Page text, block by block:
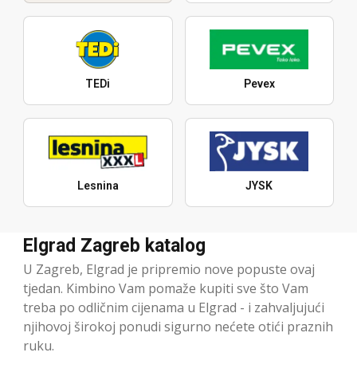
TEDi Pevex
Lesnina JYSK
Elgrad Zagreb katalog
U Zagreb, Elgrad je pripremio nove popuste ovaj
tjedan. Kimbino Vam pomaže kupiti sve što Vam
treba po odličnim cijenama u Elgrad - i zahvaljujući
njihovoj širokoj ponudi sigurno nećete otići praznih
ruku.